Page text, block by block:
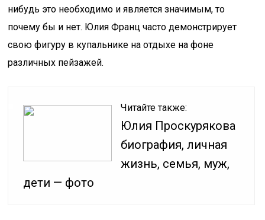
нибудь это необходимо и является значимым, то
почему бы и нет. Юлия Франц часто демонстрирует
свою фигуру в купальнике на отдыхе на фоне
различных пейзажей.
Читайте также:
Юлия Проскурякова
биография, личная
жизнь, семья, муж,
дети — фото